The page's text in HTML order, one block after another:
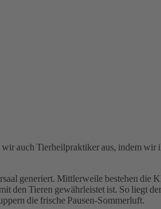
auch Tierheilpraktiker aus, indem
generiert. Mittlerweile bestehen die
den Tieren gewährleistet ist. So liegt
die frische Pausen-Sommerluft.